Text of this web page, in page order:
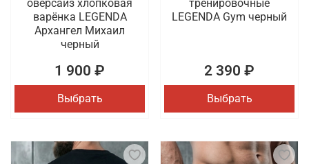
оверсайз хлопковая
варёнка LEGENDA
Архангел Михаил
черный
1 900 ₽
Выбрать
тренировочные
LEGENDA Gym черный
2 390 ₽
Выбрать